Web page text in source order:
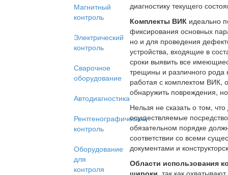
Магнитный
контроль
Электрический
контроль
Сварочное
оборудование
Автодиагностика
Рентгенографический
контроль
Оборудование
для
контроля
диагностику текущего
Комплекты ВИК идеально
фиксирования основных
но и для проведения
устройства, входящие в
сроки выявить все
трещины и различного
работая с комплектом ВИК,
обнаружить повреждения,
Нельзя не сказать о том,
осуществляемые
обязательном порядке
соответствии со всеми
документами и
Области использования
широки, так как